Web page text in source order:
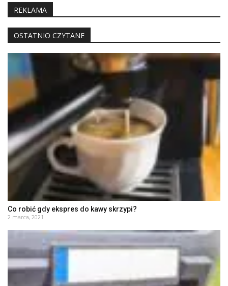
REKLAMA
OSTATNIO CZYTANE
Co robić gdy ekspres do kawy skrzypi?
2 marca, 2021